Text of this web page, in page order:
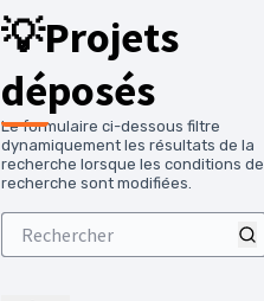
💡Projets
déposés
Le formulaire ci-dessous filtre
dynamiquement les résultats de la
recherche lorsque les conditions de
recherche sont modifiées.